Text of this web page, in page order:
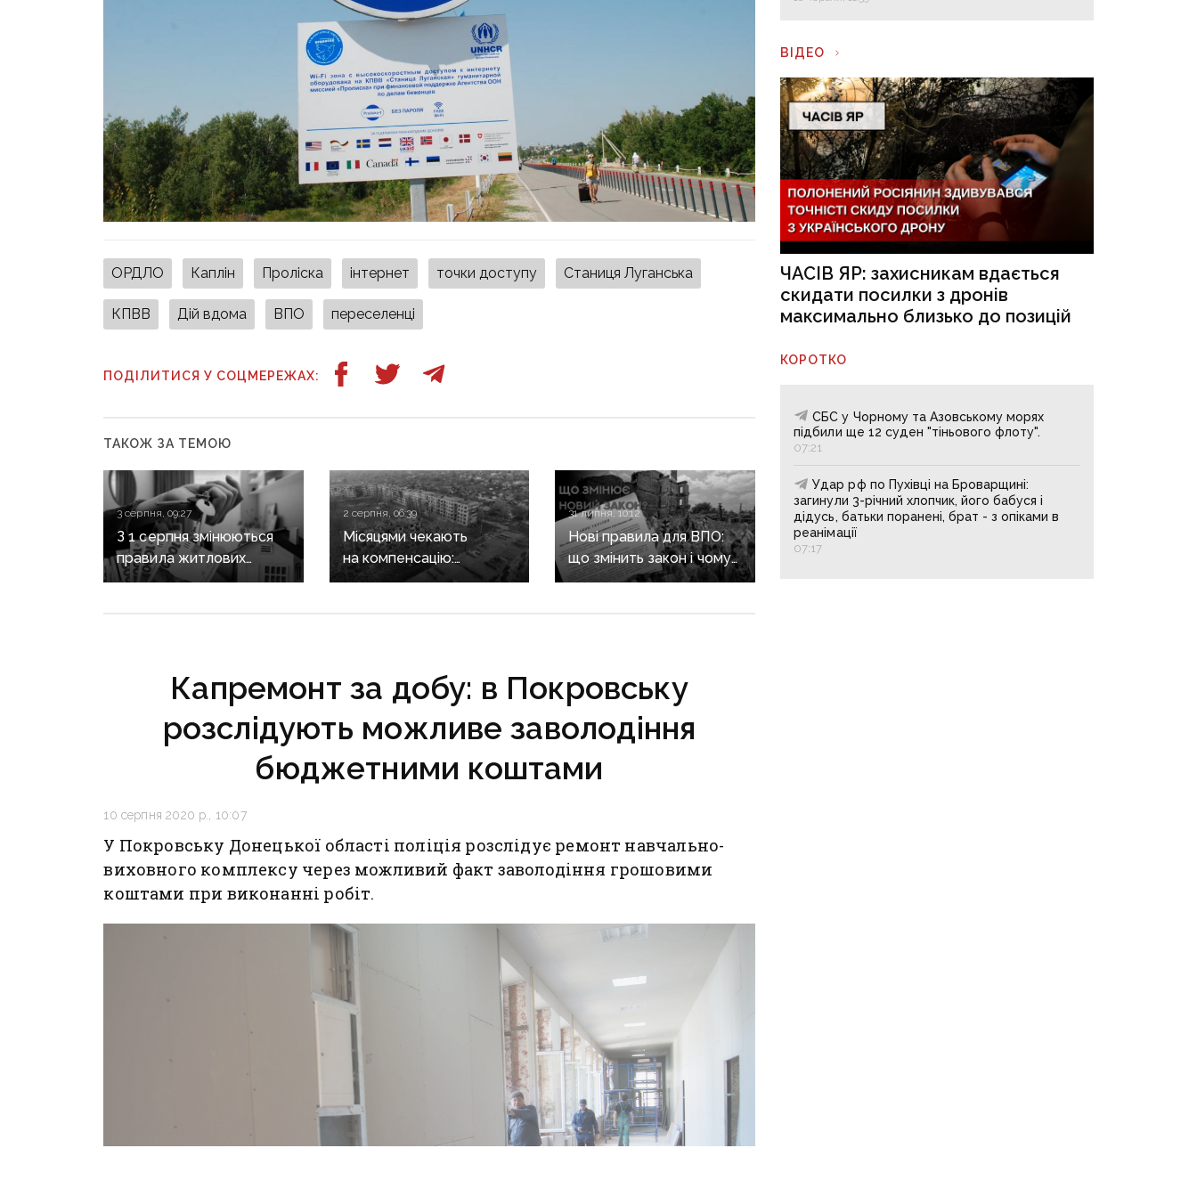
ОРДЛО Каплін Проліска інтернет точки доступу Станиця Луганська
КПВВ Дій вдома ВПО переселенці
ПОДІЛИТИСЯ У СОЦМЕРЕЖАХ:
ТАКОЖ ЗА ТЕМОЮ
3 серпня, 09:27
З 1 серпня змінюються
правила житлових
ваучерів для ВПО: кого
2 серпня, 06:39
Місяцями чекають
на компенсацію:
Лубінець заявив про
31 липня, 10:12
Нові правила для ВПО:
що змінить закон і чому
він ще не гарантує
Капремонт за добу: в Покровську
розслідують можливе заволодіння
бюджетними коштами
10 серпня 2020 р., 10:07
У Покровську Донецької області поліція розслідує ремонт навчально-
виховного комплексу через можливий факт заволодіння грошовими
коштами при виконанні робіт.
ВІДЕО
ЧАСІВ ЯР: захисникам вдається
скидати посилки з дронів
максимально близько до позицій
КОРОТКО
СБС у Чорному та Азовському морях
підбили ще 12 суден "тіньового флоту".
07:21
Удар рф по Пухівці на Броварщині:
загинули 3-річний хлопчик, його бабуся і
дідусь, батьки поранені, брат - з опіками в
реанімації
07:17